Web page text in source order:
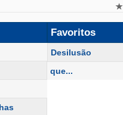
Favoritos
Desilusão
que...